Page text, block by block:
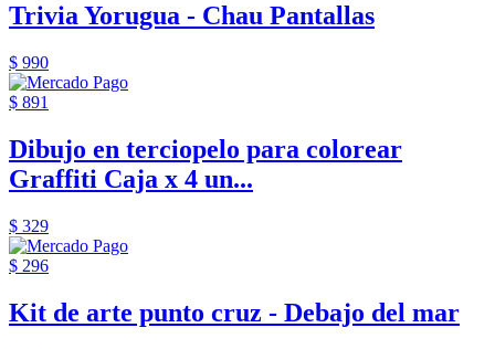
Trivia Yorugua - Chau Pantallas
$ 990
$ 891
Dibujo en terciopelo para colorear
Graffiti Caja x 4 un...
$ 329
$ 296
Kit de arte punto cruz - Debajo del mar